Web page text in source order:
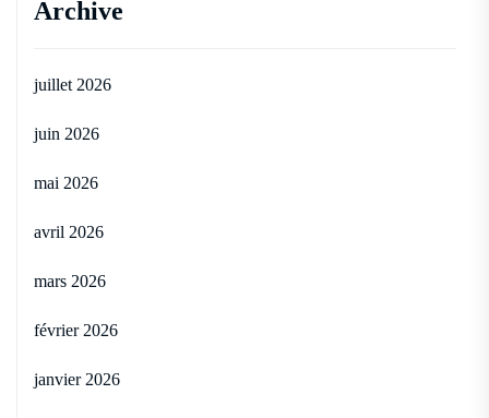
Archive
juillet 2026
juin 2026
mai 2026
avril 2026
mars 2026
février 2026
janvier 2026